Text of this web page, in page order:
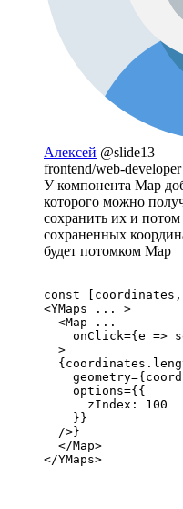
Алексей @slide13
frontend/web-developer
У компонента Map
которого можно
сохранить их и
сохраненных
будет потомком Map
const
<YMaps ... >
  <Map ...
onClick={e =>
  >
    options={{
      zIndex: 100
    }}
  />}
  </Map>
</YMaps>